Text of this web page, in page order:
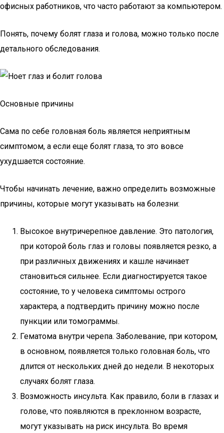
офисных работников, что часто работают за компьютером.
Понять, почему болят глаза и голова, можно только после
детального обследования.
Основные причины
Сама по себе головная боль является неприятным
симптомом, а если еще болят глаза, то это вовсе
ухудшается состояние.
Чтобы начинать лечение, важно определить возможные
причины, которые могут указывать на болезни:
Высокое внутричерепное давление. Это патология,
при которой боль глаз и головы появляется резко, а
при различных движениях и кашле начинает
становиться сильнее. Если диагностируется такое
состояние, то у человека симптомы острого
характера, а подтвердить причину можно после
пункции или томограммы.
Гематома внутри черепа. Заболевание, при котором,
в основном, появляется только головная боль, что
длится от нескольких дней до недели. В некоторых
случаях болят глаза.
Возможность инсульта. Как правило, боли в глазах и
голове, что появляются в преклонном возрасте,
могут указывать на риск инсульта. Во время